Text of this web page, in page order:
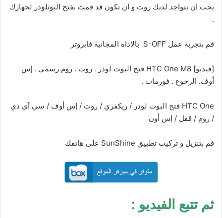
يجب ان يتواجد لديك روت و ان تكون قد قمت بفتح البوتلودر لجهازك
.
قم بتجربة عمل S-OFF بالاداه المجانية فايروتر
[فيديو] HTC One M8 فتح البوت لودر . روت . روم رسمي . إس
أوف. الرجوع . فورمات .
HTC One فتح البوت لودر / ريكفري / روت / إس أوف / سي آي دي
/ روم / قفل / إس أون
قم بتنزيل و تركيب تطبيق SunShine على هاتفك
ثم تتبع الفيديو :